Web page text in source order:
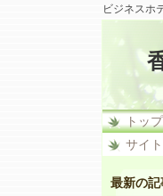
ビジネスホ
トッ
サイ
最新の記